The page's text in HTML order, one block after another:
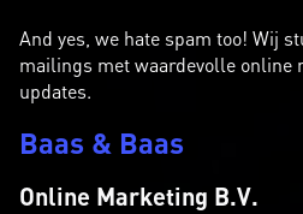
And yes, we hate spam too! Wij
mailings met waardevolle online
updates.
Baas & Baas
Online Marketing B.V.